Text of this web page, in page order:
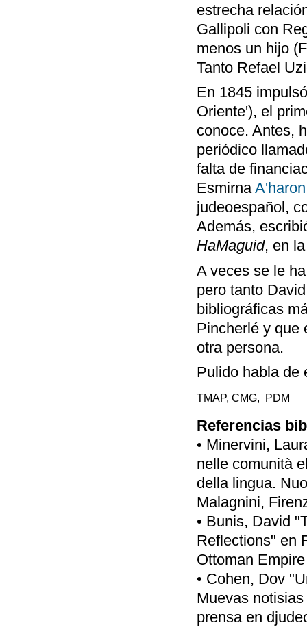
estrecha
Gallipoli con
menos un hijo
Tanto Refael
En 1845
Oriente'), el
conoce. Antes,
periódico
falta de
Esmirna
judeoespañol,
Además,
HaMaguid, en
A veces se le
pero tanto
bibliográficas
Pincherlé y que
otra persona.
Pulido habla de
TMAP, CMG, PDM
Referencias
• Minervini,
nelle comunità
della lingua.
Malagnini,
• Bunis, David
Reflections" en
Ottoman
• Cohen, Dov
Muevas
prensa en